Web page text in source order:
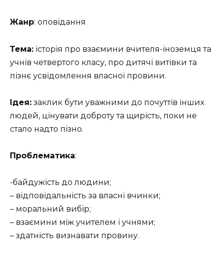
Жанр: оповідання
Тема: історія про взаємини вчителя-іноземця та
учнів четвертого класу, про дитячі витівки та
пізнє усвідомлення власної провини.
Ідея: заклик бути уважними до почуттів інших
людей, цінувати доброту та щирість, поки не
стало надто пізно.
Проблематика:
-байдужість до людини;
– відповідальність за власні вчинки;
– моральний вибір;
– взаємини між учителем і учнями;
– здатність визнавати провину.